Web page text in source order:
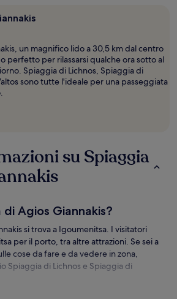
un magnifico lido a 30,5 km dal centro
perfetto per rilassarsi qualche ora sotto al
Spiaggia di Lichnos, Spiaggia di
sono tutte l'ideale per una passeggiata
su Spiaggia
Agios Giannakis?
si trova a Igoumenitsa. I visitatori
per il porto, tra altre attrazioni. Se sei a
cose da fare e da vedere in zona,
Spiaggia di Lichnos e Spiaggia di